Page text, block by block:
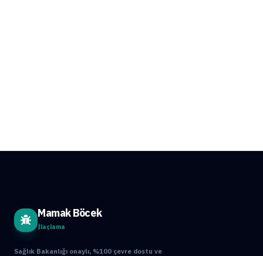
Mamak Böcek
İlaçlama
Sağlık Bakanlığı onaylı, %100 çevre dostu ve